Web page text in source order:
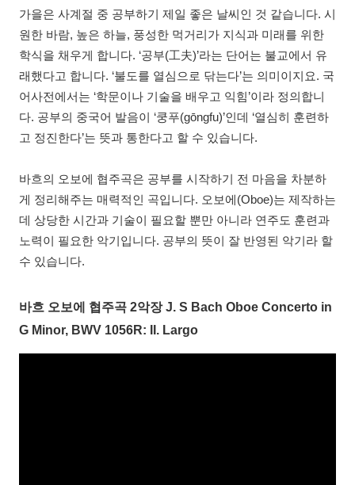
가을은 사계절 중 공부하기 제일 좋은 날씨인 것 같습니다. 시
원한 바람, 높은 하늘, 풍성한 먹거리가 지식과 미래를 위한
학식을 채우게 합니다. ‘공부(工夫)’라는 단어는 불교에서 유
래했다고 합니다. ‘불도를 열심으로 닦는다’는 의미이지요. 국
어사전에서는 ‘학문이나 기술을 배우고 익힘’이라 정의합니
다. 공부의 중국어 발음이 ‘쿵푸(gōngfu)’인데 ‘열심히 훈련하
고 정진한다’는 뜻과 통한다고 할 수 있습니다.
바흐의 오보에 협주곡은 공부를 시작하기 전 마음을 차분하
게 정리해주는 매력적인 곡입니다. 오보에(Oboe)는 제작하는
데 상당한 시간과 기술이 필요할 뿐만 아니라 연주도 훈련과
노력이 필요한 악기입니다. 공부의 뜻이 잘 반영된 악기라 할
수 있습니다.
바흐 오보에 협주곡 2악장 J. S Bach Oboe Concerto in
G Minor, BWV 1056R: II. Largo